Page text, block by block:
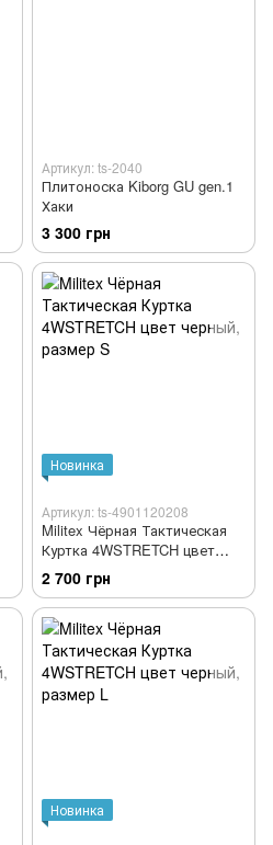
Артикул: ts-2040
Плитоноска Kiborg GU gen.1
Хаки
3 300 грн
Новинка
Артикул: ts-4901120208
Militex Чёрная Тактическая
Куртка 4WSTRETCH цвет
черный, размер S
2 700 грн
Новинка